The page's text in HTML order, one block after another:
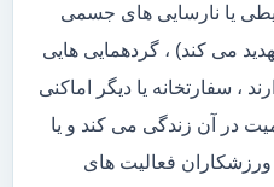
یا نارسایی های جسمی
می کند) ، گردهمایی هایی
، سفارتخانه یا دیگر اماکنی
در آن زندگی می کند و یا
فعالیت های